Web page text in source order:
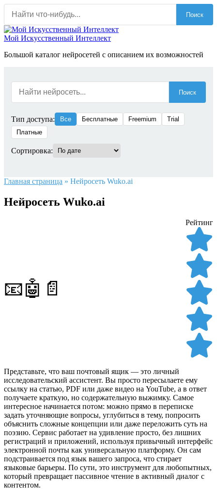
Перейти
содержанию
Поиск
Мой Искусственный Интеллект
Большой каталог нейросетей с описанием их возможностей
Поиск
Тип доступа: Все Бесплатные Freemium
Trial
Платные
Сортировка:
Главная страница » Нейросеть Wuko.ai
Нейросеть Wuko.ai
📧🤖📄
Рейтинг
Представьте, что ваш почтовый ящик — это личный
исследовательский ассистент. Вы просто пересылаете ему
ссылку на статью, PDF или даже видео на YouTube, а в ответ
получаете краткую, но содержательную выжимку. Самое
интересное начинается потом: можно прямо в переписке
задать уточняющие вопросы, углубиться в тему, попросить
объяснить сложные концепции или даже переложить суть на
поэзию. Сервис работает на удивление просто, без лишних
регистраций и приложений, используя привычный интерфейс
электронной почты как универсальную платформу. Он сам
подстраивается под язык вашего запроса, что стирает
языковые барьеры. По сути, это инструмент для любопытных,
который превращает пассивное чтение в активный диалог с
контентом.